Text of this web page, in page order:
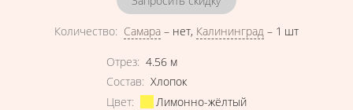
Количество: Самара – нет, Калининград – 1 шт
Характеристики
Отрез: 4.56 м
Состав: Хлопок
Цвет:
Лимонно-жёлтый